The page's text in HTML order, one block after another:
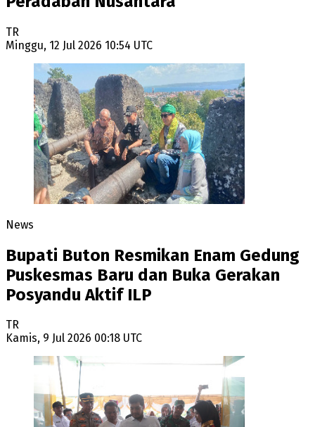
TR
Minggu, 12 Jul 2026 10:54 UTC
News
Bupati Buton Resmikan Enam Gedung
Puskesmas Baru dan Buka Gerakan
Posyandu Aktif ILP
TR
Kamis, 9 Jul 2026 00:18 UTC